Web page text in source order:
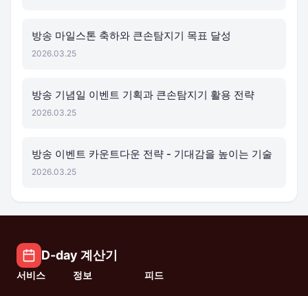
방송 마일스톤 축하와 큰손탐지기 목표 달성
2026.03.25
방송 기념일 이벤트 기획과 큰손탐지기 활용 전략
2026.03.25
방송 이벤트 카운트다운 전략 - 기대감을 높이는 기술
2026.03.25
D-day 계산기
서비스 정보 피드